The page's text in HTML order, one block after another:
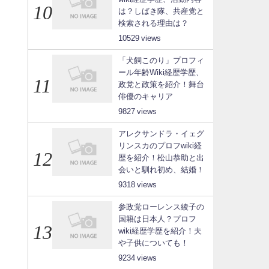
は？しばき隊、共産党と
検索される理由は？
10529
「犬飼このり」プロフィ
ール年齢Wiki経歴学歴、
政党と政策を紹介！舞台
俳優のキャリア
9827
アレクサンドラ・イェグ
リンスカのプロフwiki経
歴を紹介！松山恭助と出
会いと馴れ初め、結婚！
9318
参政党ローレンス綾子の
国籍は日本人？プロフ
wiki経歴学歴を紹介！夫
や子供についても！
9234